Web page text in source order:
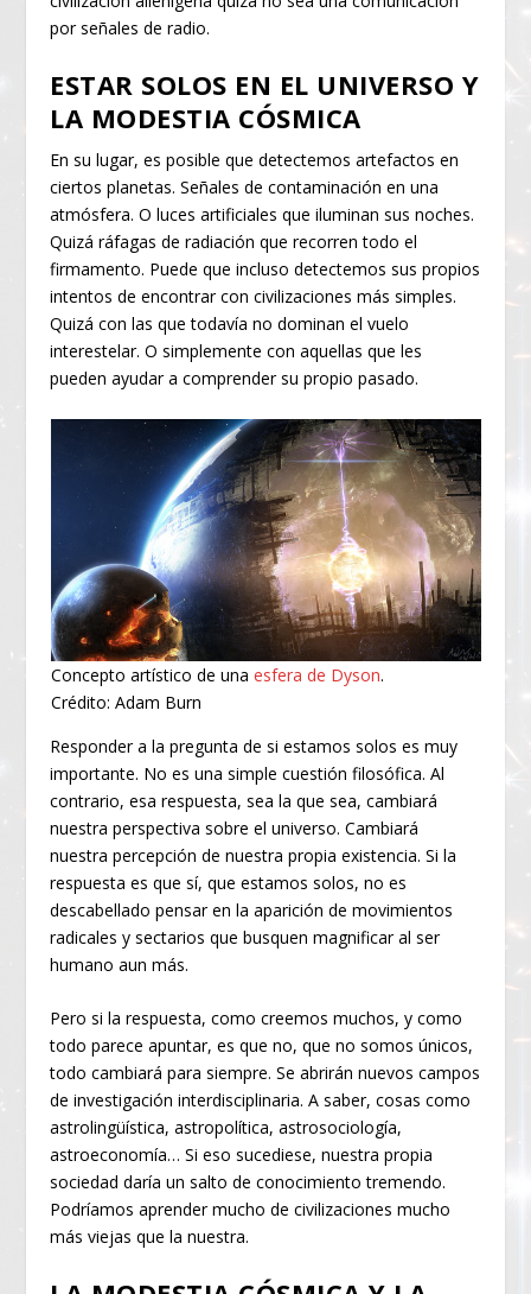
por señales de radio.
ESTAR SOLOS EN EL UNIVERSO Y
LA MODESTIA CÓSMICA
En su lugar, es posible que detectemos artefactos en
ciertos planetas. Señales de contaminación en una
atmósfera. O luces artificiales que iluminan sus noches.
Quizá ráfagas de radiación que recorren todo el
firmamento. Puede que incluso detectemos sus propios
intentos de encontrar con civilizaciones más simples.
Quizá con las que todavía no dominan el vuelo
interestelar. O simplemente con aquellas que les
pueden ayudar a comprender su propio pasado.
Concepto artístico de una esfera de Dyson.
Crédito: Adam Burn
Responder a la pregunta de si estamos solos es muy
importante. No es una simple cuestión filosófica. Al
contrario, esa respuesta, sea la que sea, cambiará
nuestra perspectiva sobre el universo. Cambiará
nuestra percepción de nuestra propia existencia. Si la
respuesta es que sí, que estamos solos, no es
descabellado pensar en la aparición de movimientos
radicales y sectarios que busquen magnificar al ser
humano aun más.
Pero si la respuesta, como creemos muchos, y como
todo parece apuntar, es que no, que no somos únicos,
todo cambiará para siempre. Se abrirán nuevos campos
de investigación interdisciplinaria. A saber, cosas como
astrolingüística, astropolítica, astrosociología,
astroeconomía… Si eso sucediese, nuestra propia
sociedad daría un salto de conocimiento tremendo.
Podríamos aprender mucho de civilizaciones mucho
más viejas que la nuestra.